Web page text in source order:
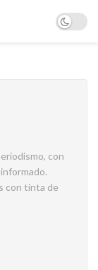
con
con tinta de